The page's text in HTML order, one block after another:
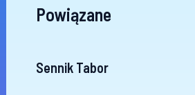
Powiązane
Sennik Tabor